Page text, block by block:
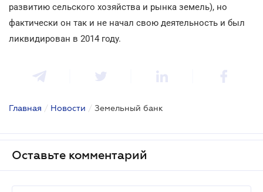
развитию сельского хозяйства и рынка земель), но
фактически он так и не начал свою деятельность и был
ликвидирован в 2014 году.
Главная / Новости / Земельный банк
Оставьте комментарий